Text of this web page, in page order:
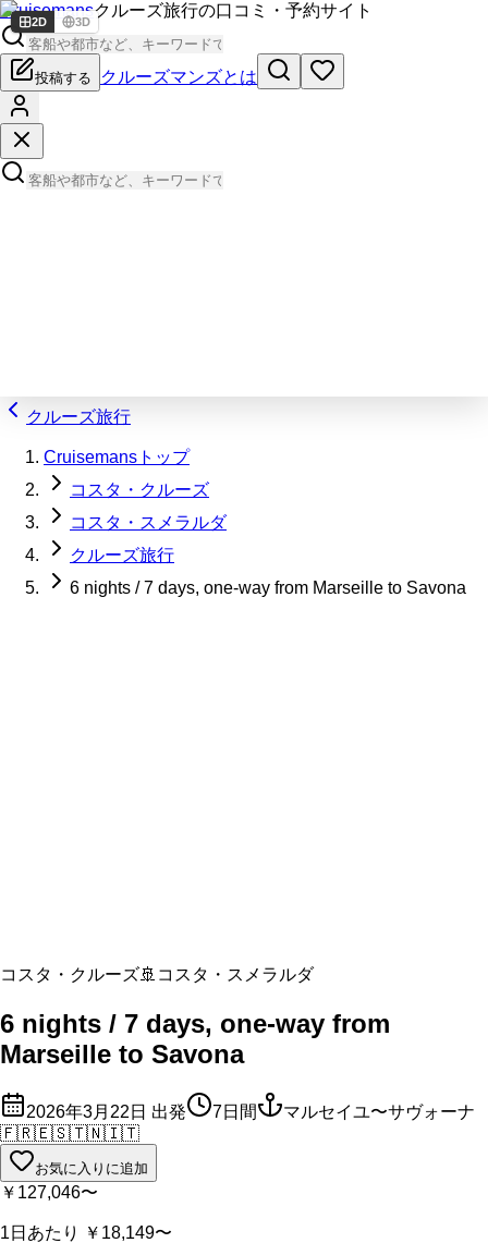
Cruisemansクルーズ旅行の口コミ・予約サイト
投稿する クルーズマンズとは
クルーズ旅行
Cruisemansトップ
コスタ・クルーズ
コスタ・スメラルダ
クルーズ旅行
6 nights / 7 days, one-way from Marseille to Savona
2D 3D
コスタ・クルーズ🚢 コスタ・スメラルダ
6 nights / 7 days, one-way from
Marseille to Savona
2026年3月22日 出発 7日間
マルセイユ〜サヴォーナ
🇫🇷🇪🇸🇹🇳🇮🇹
お気に入りに追加
￥127,046〜
1日あたり ￥18,149〜